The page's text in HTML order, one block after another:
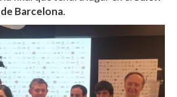
Barcelona.